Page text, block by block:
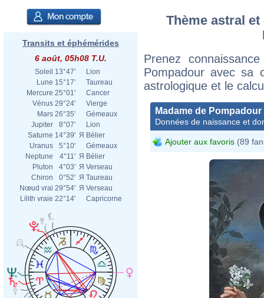
Transits et éphémérides
6 août, 05h08 T.U.
Soleil 13°47'
Lion
Lune 15°17'
Taureau
Mercure 25°01'
Cancer
Vénus 29°24'
Vierge
Mars 26°35'
Gémeaux
Jupiter
8°07'
Lion
Saturne 14°39' Я Bélier
Uranus
5°10'
Gémeaux
Neptune
4°11' Я Bélier
Pluton
4°03' Я Verseau
Chiron
0°52' Я Taureau
Nœud vrai 29°54' Я Verseau
Lilith vraie 22°14' Capricorne
Thème astral
Prenez
Pompadour avec sa
astrologique et le
Madame de Pompadour
Données de naissance et
Ajouter aux favoris (89